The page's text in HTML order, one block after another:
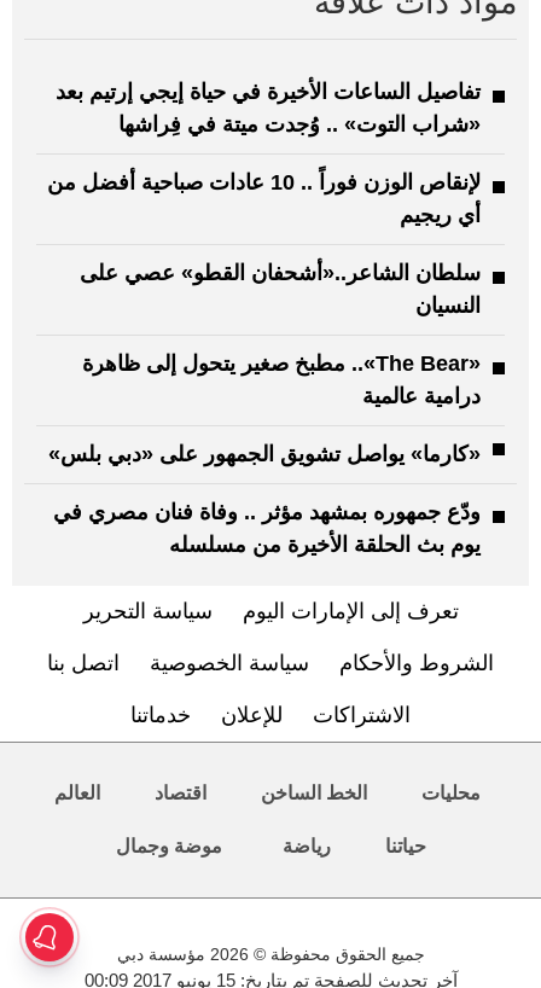
تفاصيل الساعات الأخيرة في حياة إيجي إرتيم بعد
«شراب التوت» .. وُجدت ميتة في فِراشها
لإنقاص الوزن فوراً .. 10 عادات صباحية أفضل من
أي ريجيم
سلطان الشاعر..«أشحفان القطو» عصي على
النسيان
«The Bear».. مطبخ صغير يتحول إلى ظاهرة
درامية عالمية
«كارما» يواصل تشويق الجمهور على «دبي بلس»
ودّع جمهوره بمشهد مؤثر .. وفاة فنان مصري في
يوم بث الحلقة الأخيرة من مسلسله
تعرف إلى الإمارات اليوم سياسة التحرير
الشروط والأحكام سياسة الخصوصية اتصل بنا
الاشتراكات للإعلان خدماتنا
محليات الخط الساخن اقتصاد العالم
حياتنا رياضة موضة وجمال
جميع الحقوق محفوظة © 2026 مؤسسة دبي
آخر تحديث للصفحة تم بتاريخ: 15 يونيو 2017 00:09